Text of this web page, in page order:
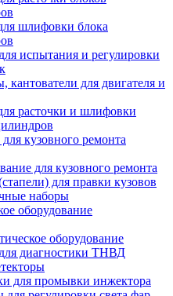
шлифовки блока
испытания и регулировки
кантователи для двигателя и
расточки и шлифовки
кузовного ремонта
для кузовного ремонта
для правки кузовов
наборы
оборудование
оборудование
диагностики ТНВД
для промывки инжектора